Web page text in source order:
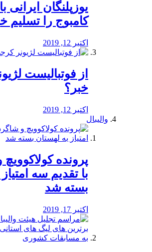
یوزپلنگان ایرانی
کامبوج را تسلیم
اکتبر 12, 2019
از فوتبالیست
خبر؟
اکتبر 12, 2019
والیبال
پرونده
با تقدیم سه
بسته شد
اکتبر 17, 2019